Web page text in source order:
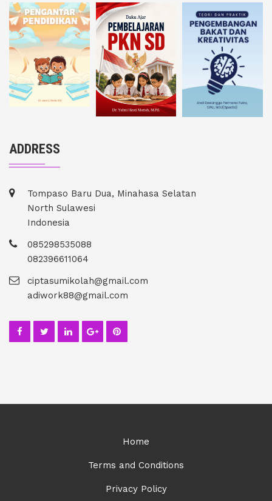
ADDRESS
Tompaso Baru Dua, Minahasa Selatan
North Sulawesi
Indonesia
085298535088
082396611064
ciptasumikolah@gmail.com
adiwork88@gmail.com
Home
Terms and Conditions
Privacy Policy